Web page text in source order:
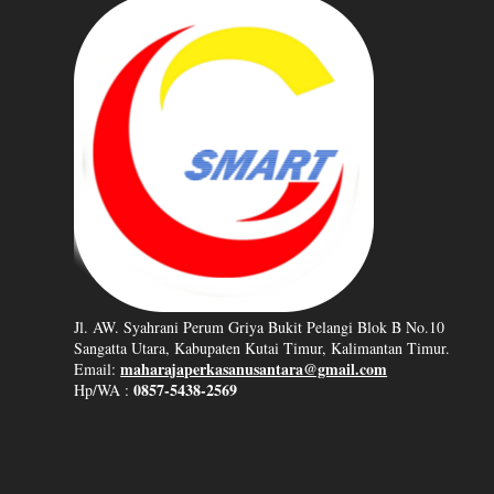
Jl. AW. Syahrani Perum Griya Bukit Pelangi Blok B No.10
Sangatta Utara, Kabupaten Kutai Timur, Kalimantan Timur.
Email:maharajaperkasanusantara@gmail.com
Hp/WA :0857-5438-2569